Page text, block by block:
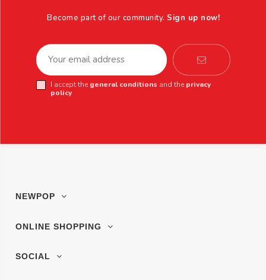
Become part of our community. Sign up now!
I accept the general conditions and the privacy
policy
NEWPOP
ONLINE SHOPPING
SOCIAL